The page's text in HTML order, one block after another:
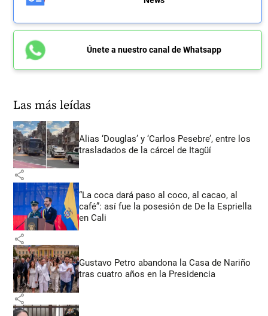
Únete a nuestro canal de Whatsapp
Las más leídas
Alias ‘Douglas’ y ‘Carlos Pesebre’, entre los
trasladados de la cárcel de Itagüí
share
“La coca dará paso al coco, al cacao, al
café”: así fue la posesión de De la Espriella
en Cali
share
Gustavo Petro abandona la Casa de Nariño
tras cuatro años en la Presidencia
share